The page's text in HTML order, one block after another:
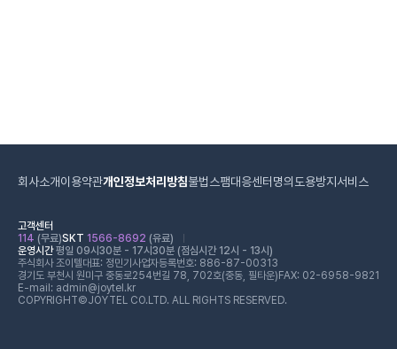
회사소개이용약관개인정보처리방침불법스팸대응센터 명의도용방지서비스
고객센터
114 (무료)SKT 1566-8692 (유료)
운영시간평일 09시30분 - 17시30분 (점심시간 12시 - 13시)
주식회사 조이텔대표: 정민기 사업자등록번호: 886-87-00313
경기도 부천시 원미구 중동로254번길 78, 702호(중동, 필타운) FAX: 02-6958-9821
E-mail: admin@joytel.kr
COPYRIGHT©JOYTEL CO.LTD. ALL RIGHTS RESERVED.